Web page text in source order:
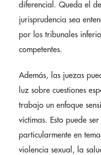
diferencial. Queda el
jurisprudencia sea
por los tribunales
competentes.
Además, las juezas
luz sobre cuestiones
trabajo un enfoque
víctimas. Esto puede
particularmente en
violencia sexual, la